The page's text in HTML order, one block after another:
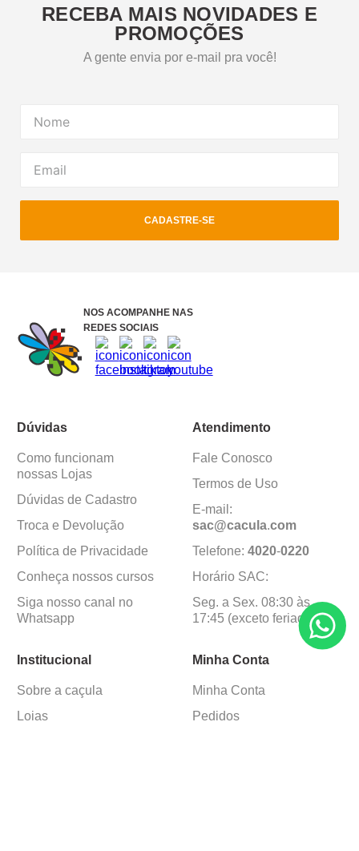
RECEBA MAIS NOVIDADES E
PROMOÇÕES
A gente envia por e-mail pra você!
CADASTRE-SE
NOS ACOMPANHE NAS
REDES SOCIAIS
Dúvidas
Como funcionam
nossas Lojas
Dúvidas de Cadastro
Troca e Devolução
Política de Privacidade
Conheça nossos cursos
Siga nosso canal no
Whatsapp
Atendimento
Fale Conosco
Termos de Uso
E-mail:
sac@cacula.com
Telefone: 4020-0220
Horário SAC:
Seg. a Sex. 08:30 às
17:45 (exceto feriados)
Institucional
Sobre a caçula
Lojas
Minha Conta
Minha Conta
Pedidos